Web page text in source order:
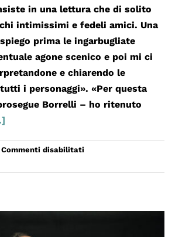
in una lettura che di solito
intimissimi e fedeli amici. Una
prima le ingarbugliate
agone scenico e poi mi ci
e chiarendo le
i personaggi». «Per questa
Borrelli – ho ritenuto
Commenti disabilitatisu